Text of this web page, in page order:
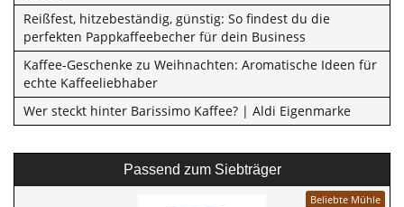
Reißfest, hitzebeständig, günstig: So findest du die
perfekten Pappkaffeebecher für dein Business
Kaffee-Geschenke zu Weihnachten: Aromatische Ideen für
echte Kaffeeliebhaber
Wer steckt hinter Barissimo Kaffee? | Aldi Eigenmarke
Passend zum Siebträger
Beliebte Mühle